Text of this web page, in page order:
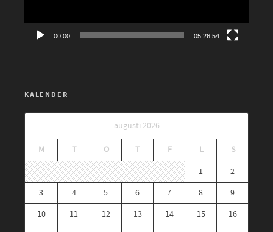
00:00 05:26:54
KALENDER
augusti 2026
M T O T F L
S
1
2
3
4 5 6 7 8
9
10
11 12 13 14 15
16